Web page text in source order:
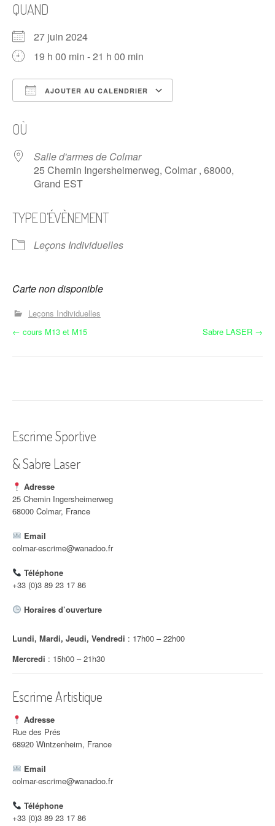
QUAND
27 juin 2024
19 h 00 min - 21 h 00 min
AJOUTER AU CALENDRIER
OÙ
Salle d'armes de Colmar
25 Chemin Ingersheimerweg, Colmar , 68000,
Grand EST
TYPE D’ÉVÈNEMENT
Leçons Individuelles
Carte non disponible
Leçons Individuelles
N
g
a
t
i
o
n
d
'
a
t
i
c
l
e
← cours M13 et M15 Sabre LASER →
Escrime Sportive
& Sabre Laser
Adresse
25 Chemin Ingersheimerweg
68000 Colmar, France
Email
colmar-escrime@wanadoo.fr
Téléphone
+33 (0)3 89 23 17 86
Horaires d’ouverture
Lundi, Mardi, Jeudi, Vendredi : 17h00 – 22h00
Mercredi : 15h00 – 21h30
Escrime Artistique
Adresse
Rue des Prés
68920 Wintzenheim, France
Email
colmar-escrime@wanadoo.fr
Téléphone
+33 (0)3 89 23 17 86